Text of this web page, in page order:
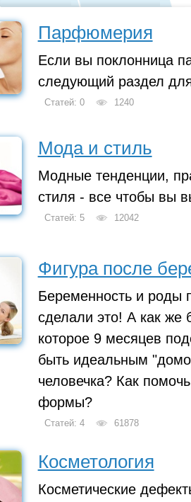
Парфюмерия
Если вы поклонница
следующий раздел
Статей: 0 1240
Мода и стиль
Модные тенденции,
стиля - все чтобы вы
Статей: 5 12042
Фигура после
Беременность и роды
сделали это! А как
которое 9 месяцев
быть идеальным
человечка? Как
формы?
Статей: 4 61878
Косметология
Косметические